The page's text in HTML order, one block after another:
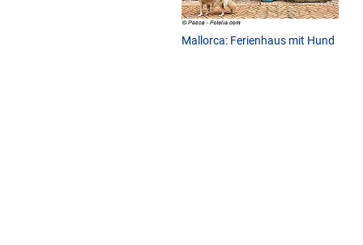
Mallorca: Ferienhaus mit Hund